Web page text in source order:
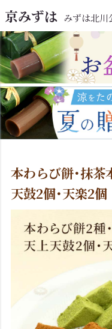
京みずは みずは北川
本わらび餅･抹茶
天鼓2個･天楽2個